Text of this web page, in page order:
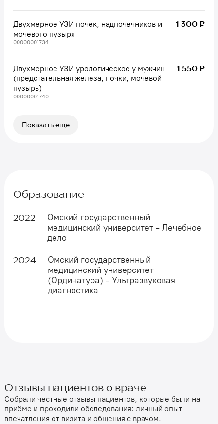
Двухмерное УЗИ почек, надпочечников и
мочевого пузыря
00000001734
1 300 ₽
Двухмерное УЗИ урологическое у мужчин
(предстательная железа, почки, мочевой
пузырь)
00000001740
1 550 ₽
Показать еще
Образование
2022
Омский государственный
медицинский университет - Лечебное
дело
2024
Омский государственный
медицинский университет
(Ординатура) - Ультразвуковая
диагностика
Отзывы пациентов о враче
Собрали честные отзывы пациентов, которые были на
приёме и проходили обследования: личный опыт,
впечатления от визита и общения с врачом.